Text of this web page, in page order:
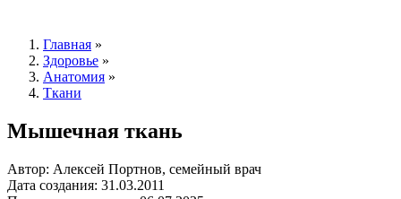
Главная »
Здоровье »
Анатомия »
Ткани
Мышечная ткань
Автор: Алексей Портнов, семейный врач
Дата создания: 31.03.2011